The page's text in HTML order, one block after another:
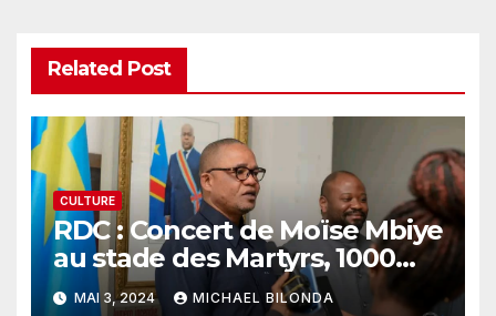
Related Post
CULTURE
RDC : Concert de Moïse Mbiye
au stade des Martyrs, 1000
policiers mobilisés pour la
MAI 3, 2024 MICHAEL BILONDA